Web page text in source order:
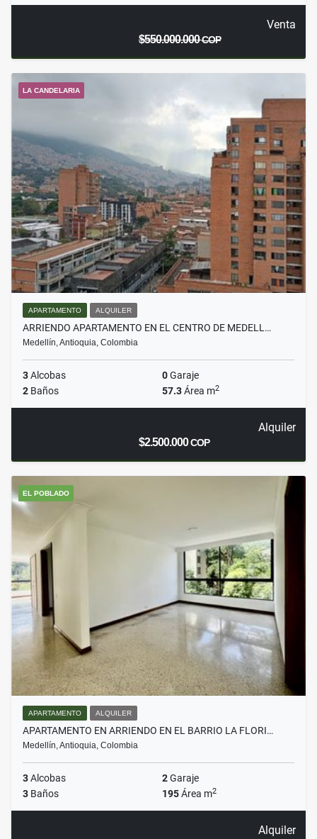
Venta
$550.000.000COP
LA CANDELARIA
APARTAMENTO ALQUILER
ARRIENDO APARTAMENTO EN EL CENTRO DE MEDELL…
Medellín, Antioquia, Colombia
3Alcobas 0Garaje
2 Baños 57.3Área m2
Alquiler
$2.500.000COP
EL POBLADO
APARTAMENTO ALQUILER
APARTAMENTO EN ARRIENDO EN EL BARRIO LA FLORI…
Medellín, Antioquia, Colombia
3Alcobas 2Garaje
3 Baños 195Área m2
Alquiler